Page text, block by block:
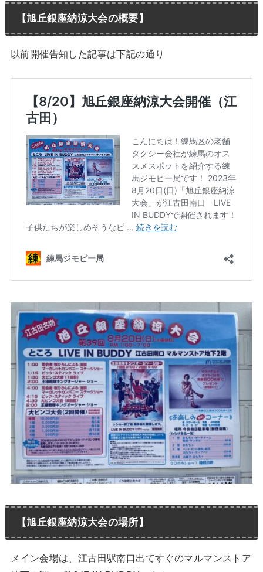
【旭丘銀座納涼大会の概要】
以前開催告知した記事は下記の通り
【旭丘銀座納涼大会の場所】
メイン会場は、江古田駅南口出てすぐのマルマンストア